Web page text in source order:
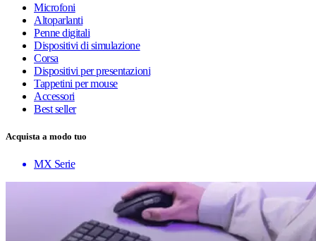
Microfoni
Altoparlanti
Penne digitali
Dispositivi di simulazione
Corsa
Dispositivi per presentazioni
Tappetini per mouse
Accessori
Best seller
Acquista a modo tuo
MX Serie